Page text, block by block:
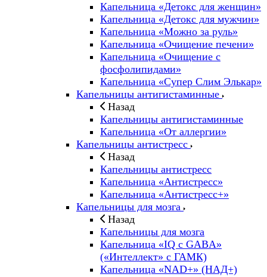
Капельница «Детокс для женщин»
Капельница «Детокс для мужчин»
Капельница «Можно за руль»
Капельница «Очищение печени»
Капельница «Очищение с
фосфолипидами»
Капельница «Супер Слим Элькар»
Капельницы антигистаминные
Назад
Капельницы антигистаминные
Капельница «От аллергии»
Капельницы антистресс
Назад
Капельницы антистресс
Капельница «Антистресс»
Капельница «Антистресс+»
Капельницы для мозга
Назад
Капельницы для мозга
Капельница «IQ с GABA»
(«Интеллект» с ГАМК)
Капельница «NAD+» (НАД+)